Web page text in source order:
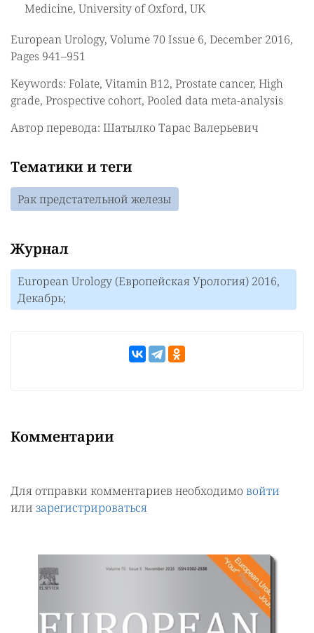
Medicine, University of Oxford, UK
European Urology, Volume 70 Issue 6, December 2016,
Pages 941–951
Keywords: Folate, Vitamin B12, Prostate cancer, High
grade, Prospective cohort, Pooled data meta-analysis
Автор перевода: Шатылко Тарас Валерьевич
Тематики и теги
Рак предстательной железы
Журнал
European Urology (Европейская Урология) 2016,
Декабрь;
Комментарии
Для отправки комментариев необходимо войти
или зарегистрироваться